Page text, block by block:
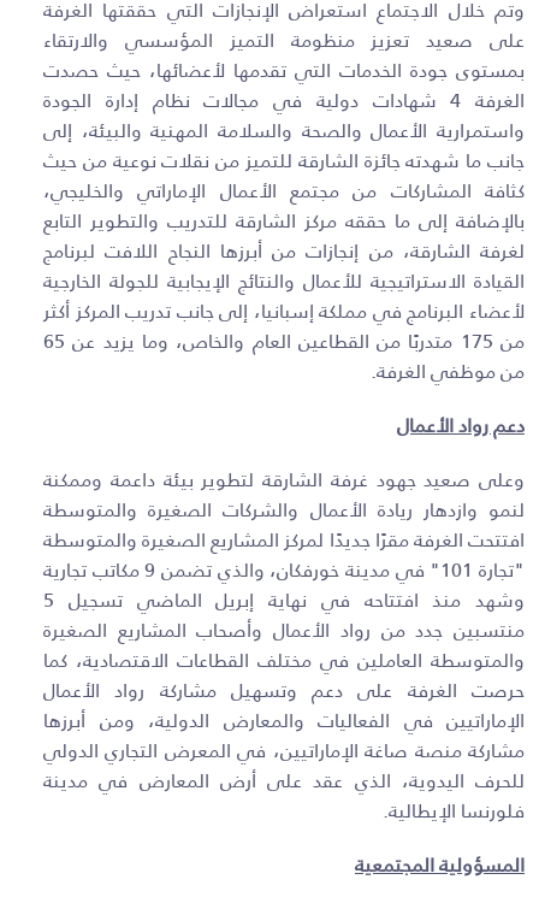
وتم خلال الاجتماع استعراض الإنجازات التي حققتها الغرفة
على صعيد تعزيز منظومة التميز المؤسسي والارتقاء
بمستوى جودة الخدمات التي تقدمها لأعضائها، حيث حصدت
الغرفة 4 شهادات دولية في مجالات نظام إدارة الجودة
واستمرارية الأعمال والصحة والسلامة المهنية والبيئة، إلى
جانب ما شهدته جائزة الشارقة للتميز من نقلات نوعية من حيث
كثافة المشاركات من مجتمع الأعمال الإماراتي والخليجي،
بالإضافة إلى ما حققه مركز الشارقة للتدريب والتطوير التابع
لغرفة الشارقة، من إنجازات من أبرزها النجاح اللافت لبرنامج
القيادة الاستراتيجية للأعمال والنتائج الإيجابية للجولة الخارجية
لأعضاء البرنامج في مملكة إسبانيا، إلى جانب تدريب المركز أكثر
من 175 متدربًا من القطاعين العام والخاص، وما يزيد عن 65
من موظفي الغرفة.
دعم رواد الأعمال
وعلى صعيد جهود غرفة الشارقة لتطوير بيئة داعمة وممكنة
لنمو وازدهار ريادة الأعمال والشركات الصغيرة والمتوسطة
افتتحت الغرفة مقرًا جديدًا لمركز المشاريع الصغيرة والمتوسطة
"تجارة 101" في مدينة خورفكان، والذي تضمن 9 مكاتب تجارية
وشهد منذ افتتاحه في نهاية إبريل الماضي تسجيل 5
منتسبين جدد من رواد الأعمال وأصحاب المشاريع الصغيرة
والمتوسطة العاملين في مختلف القطاعات الاقتصادية، كما
حرصت الغرفة على دعم وتسهيل مشاركة رواد الأعمال
الإماراتيين في الفعاليات والمعارض الدولية، ومن أبرزها
مشاركة منصة صاغة الإماراتيين، في المعرض التجاري الدولي
للحرف اليدوية، الذي عقد على أرض المعارض في مدينة
فلورنسا الإيطالية.
المسؤولية المجتمعية